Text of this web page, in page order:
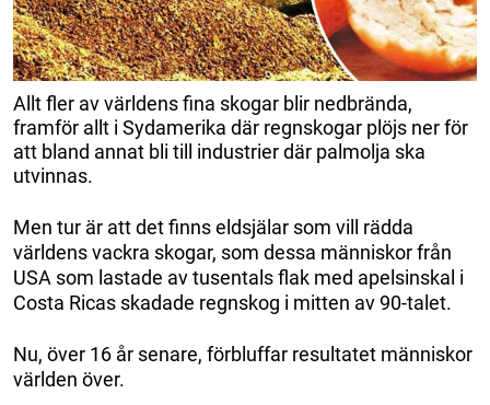
Allt fler av världens fina skogar blir nedbrända,
framför allt i Sydamerika där regnskogar plöjs ner för
att bland annat bli till industrier där palmolja ska
utvinnas.
Men tur är att det finns eldsjälar som vill rädda
världens vackra skogar, som dessa människor från
USA som lastade av tusentals flak med apelsinskal i
Costa Ricas skadade regnskog i mitten av 90-talet.
Nu, över 16 år senare, förbluffar resultatet människor
världen över.